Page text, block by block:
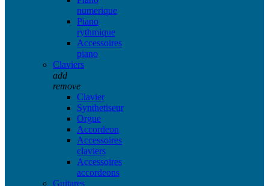
numerique
Piano
rythmique
Accessoires
piano
Claviers
add
remove
Clavier
Synthetiseur
Orgue
Accordeon
Accessoires
claviers
Accessoires
accordeons
Guitares